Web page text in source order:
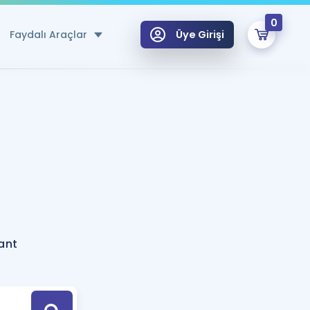
Faydalı Araçlar
Hesaplama Aracı
için Öneriler
Tek Takvimde
Üye Girişi
0
Hoca ile seni sınava hazırlayacak onlarca eğitim seni bekliyor!